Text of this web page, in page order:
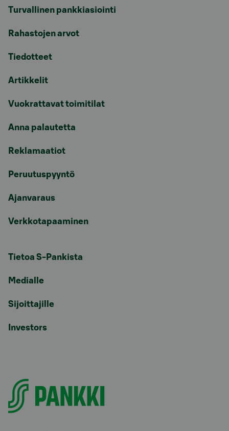
Turvallinen pankkiasiointi
Rahastojen arvot
Tiedotteet
Artikkelit
Vuokrattavat toimitilat
Anna palautetta
Reklamaatiot
Peruutuspyyntö
Ajanvaraus
Verkkotapaaminen
Tietoa S-Pankista
Medialle
Sijoittajille
Investors